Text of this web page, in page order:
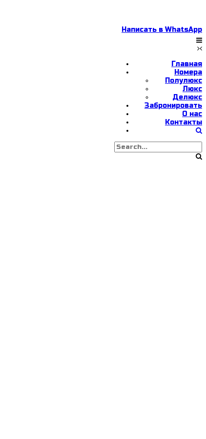
Написать в WhatsApp
Главная
Номера
Полулюкс
Люкс
Делюкс
Забронировать
О нас
Контакты